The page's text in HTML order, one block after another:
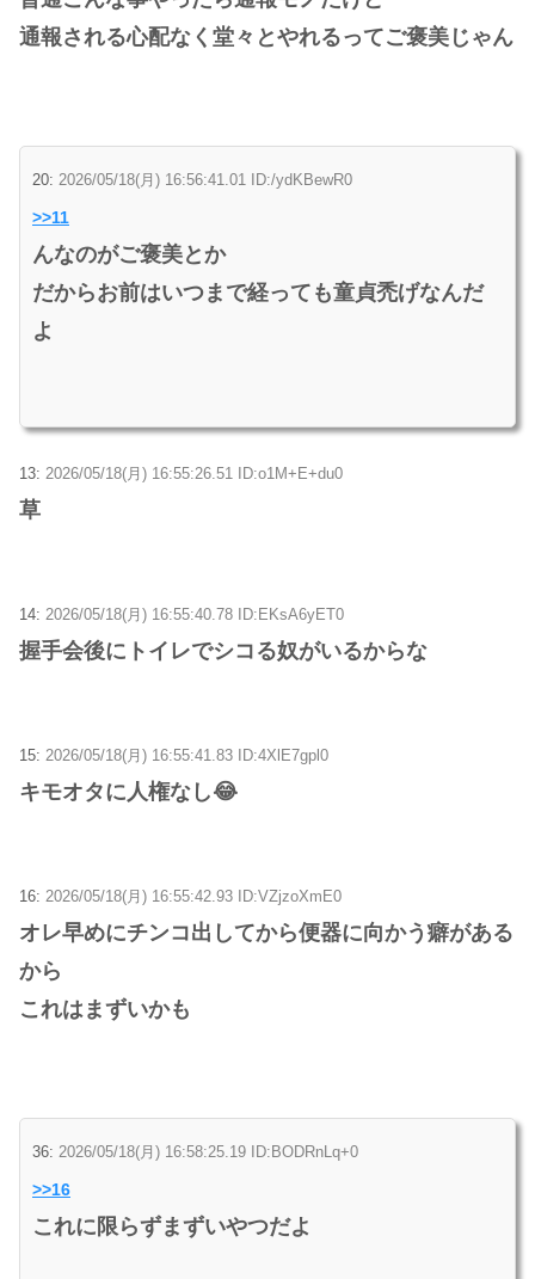
通報される心配なく堂々とやれるってご褒美じゃん
20: 2026/05/18(月) 16:56:41.01 ID:/ydKBewR0
>>11
んなのがご褒美とか
だからお前はいつまで経っても童貞禿げなんだ
よ
13: 2026/05/18(月) 16:55:26.51 ID:o1M+E+du0
草
14: 2026/05/18(月) 16:55:40.78 ID:EKsA6yET0
握手会後にトイレでシコる奴がいるからな
15: 2026/05/18(月) 16:55:41.83 ID:4XlE7gpl0
キモオタに人権なし😂
16: 2026/05/18(月) 16:55:42.93 ID:VZjzoXmE0
オレ早めにチンコ出してから便器に向かう癖がある
から
これはまずいかも
36: 2026/05/18(月) 16:58:25.19 ID:BODRnLq+0
>>16
これに限らずまずいやつだよ